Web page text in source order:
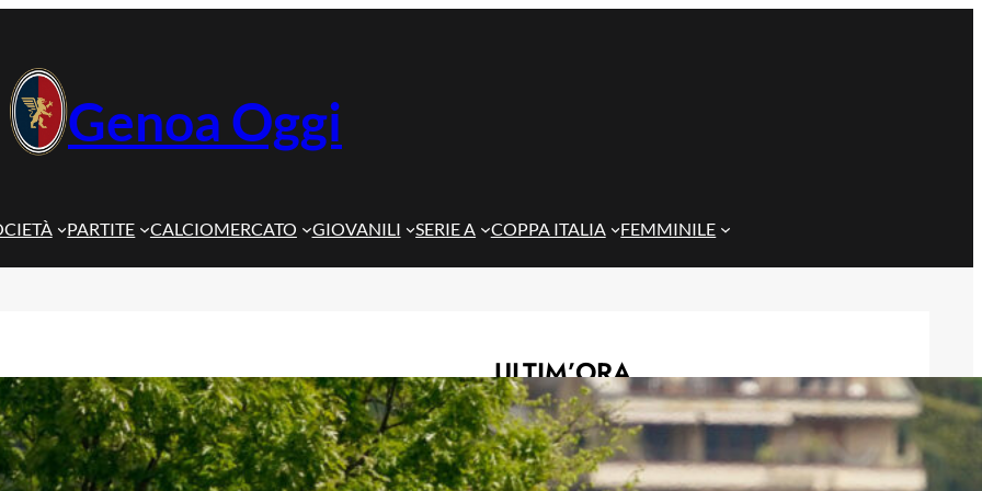
Genoa Oggi
PARTITE CALCIOMERCATO GIOVANILI SERIE A COPPA ITALIA FEMMINILE
ULTIM’ORA
Rientra Østigård, il Genoa prepara il
trittico di sfide al Ferraris
6 Agosto 2026